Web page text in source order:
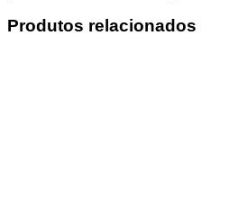
Produtos relacionados